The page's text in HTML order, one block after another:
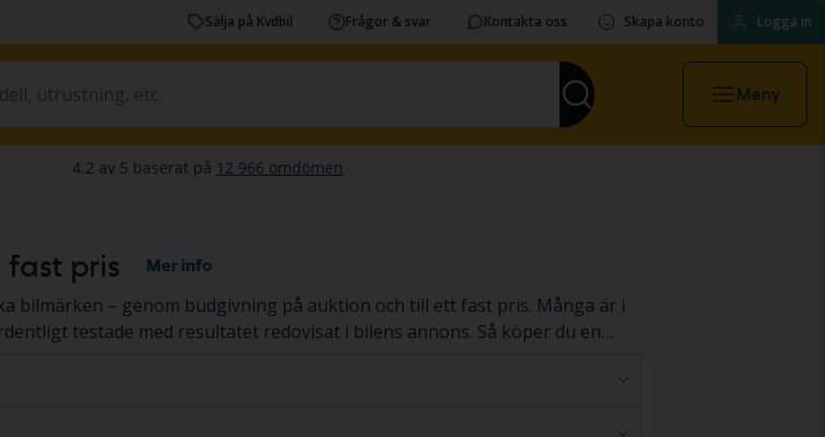
Sälja på Kvdbil Frågor & svar Kontakta oss Skapa konto Logga in
Meny
pris Mer info
bilmärken – genom budgivning på auktion och till ett fast pris. Många är i
testade med resultatet redovisat i bilens annons. Så köper du en